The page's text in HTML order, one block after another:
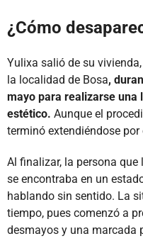
¿Cómo
Yulixa salió de su
la localidad de Bosa,
mayo para realizarse una
estético. Aunque el
terminó extendiéndose por
Al finalizar, la persona
se encontraba en un
hablando sin sentido. La
tiempo, pues comenzó a
desmayos y una marcada